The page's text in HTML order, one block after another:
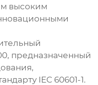
высоким
предназначенный
IEC 60601-1.